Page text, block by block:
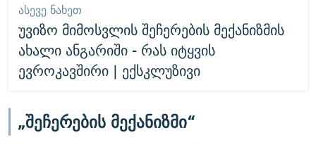
ᲐᲡᲔᲕᲔ ᲜᲐᲮᲔᲗ
უვიზო მიმოსვლის შეჩერების მექანიზმის
ახალი ანგარიში - რას იტყვის
ევროკავშირი | ექსკლუზივი
„შეჩერების მექანიზმი“